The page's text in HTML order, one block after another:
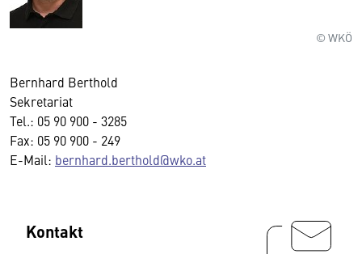
© WKÖ
Bernhard Berthold
Sekretariat
Tel.: 05 90 900 - 3285
Fax: 05 90 900 - 249
E-Mail: bernhard.berthold@wko.at
Kontakt